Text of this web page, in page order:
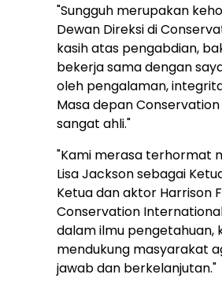
"Sungguh merupakan
Dewan Direksi di
kasih atas pengabdian,
bekerja sama dengan
oleh pengalaman,
Masa depan
sangat ahli."
"Kami merasa terhormat
Lisa Jackson sebagai
Ketua dan aktor Harrison
Conservation
dalam ilmu pengetahuan,
mendukung masyarakat
jawab dan berkelanjutan."